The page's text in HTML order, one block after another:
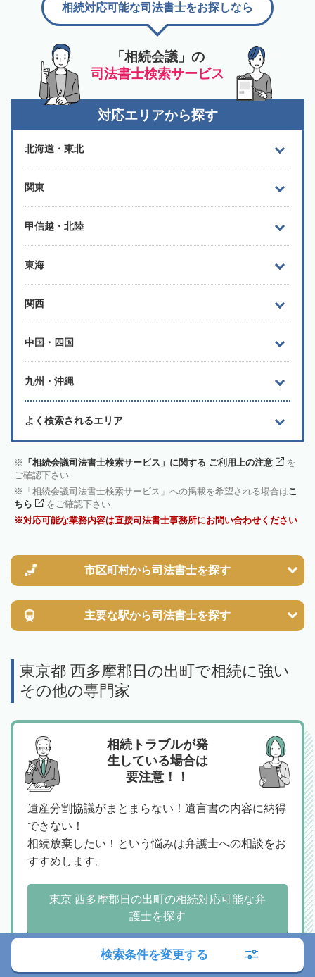
「相続会議」の
司法書士検索サービス
相続対応可能な司法書士をお探しなら
対応エリアから探す
北海道・東北
関東
甲信越・北陸
東海
関西
中国・四国
九州・沖縄
よく検索されるエリア
「相続会議司法書士検索サービス」に関する ご利用上の注意
を
ご確認下さい
「相続会議司法書士検索サービス」への掲載を希望される場合はこ
ちら
をご確認下さい
対応可能な業務内容は直接司法書士事務所にお問い合わせください
市区町村から司法書士を探す
主要な駅から司法書士を探す
東京都 西多摩郡日の出町で相続に強い
その他の専門家
相続トラブルが発
生している場合は
要注意！！
遺産分割協議がまとまらない！遺言書の内容に納得
できない！
相続放棄したい！という悩みは弁護士への相談をお
すすめします。
東京 西多摩郡日の出町の相続対応可能な弁
護士を探す
検索条件を変更する